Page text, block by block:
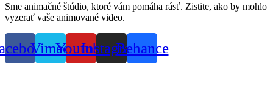
Sme animačné štúdio, ktoré vám pomáha rásť. Zistite, ako by mohlo
vyzerať vaše animované video.
VimeoYoutubeInstagramBehance